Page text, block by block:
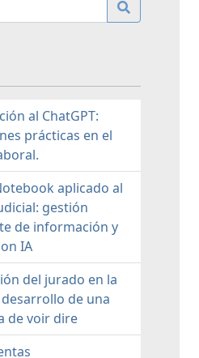
al ChatGPT:
prácticas en el
aplicado al
gestión
de información y
IA
del jurado en la
de una
de voir dire